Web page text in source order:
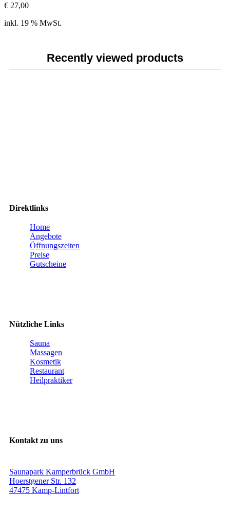
€ 27,00
inkl. 19 % MwSt.
Recently viewed products
Direktlinks
Home
Angebote
Öffnungszeiten
Preise
Gutscheine
Nützliche Links
Sauna
Massagen
Kosmetik
Restaurant
Heilpraktiker
Kontakt zu uns
Saunapark Kamperbrück GmbH
Hoerstgener Str. 132
47475 Kamp-Lintfort